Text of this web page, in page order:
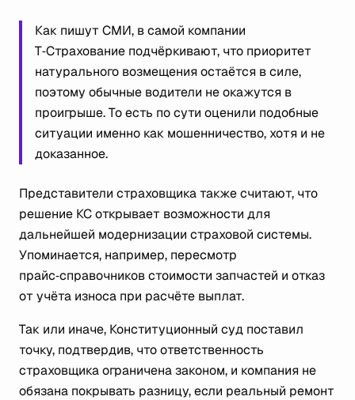
Как пишут СМИ, в самой компании
Т‑Страхование подчёркивают, что приоритет
натурального возмещения остаётся в силе,
поэтому обычные водители не окажутся в
проигрыше. То есть по сути оценили подобные
ситуации именно как мошенничество, хотя и не
доказанное.
Представители страховщика также считают, что
решение КС открывает возможности для
дальнейшей модернизации страховой системы.
Упоминается, например, пересмотр
прайс‑справочников стоимости запчастей и отказ
от учёта износа при расчёте выплат.
Так или иначе, Конституционный суд поставил
точку, подтвердив, что ответственность
страховщика ограничена законом, и компания не
обязана покрывать разницу, если реальный ремонт